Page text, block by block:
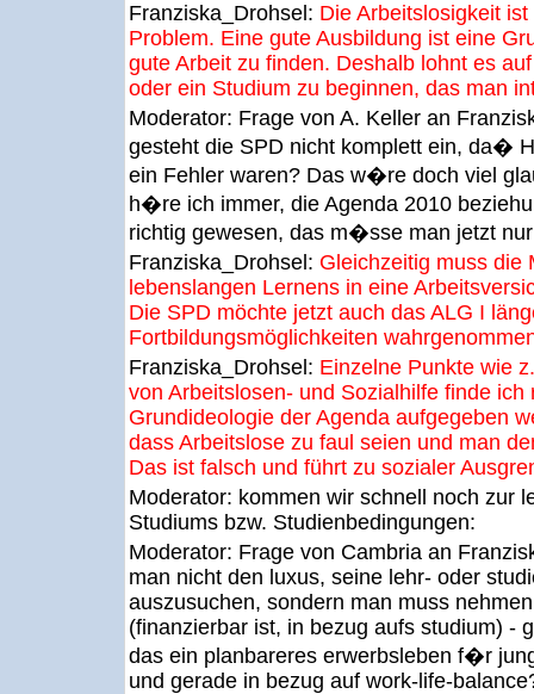
Franziska_Drohsel: Die Arbeitslosigkeit
Problem. Eine gute Ausbildung ist eine
gute Arbeit zu finden. Deshalb lohnt es
oder ein Studium zu beginnen, das man
Moderator: Frage von A. Keller an
gesteht die SPD nicht komplett ein, da�
ein Fehler waren? Das w�re doch viel
h�re ich immer, die Agenda 2010
richtig gewesen, das m�sse man jetzt
Franziska_Drohsel: Gleichzeitig muss die
lebenslangen Lernens in eine
Die SPD möchte jetzt auch das ALG I
Fortbildungsmöglichkeiten
Franziska_Drohsel: Einzelne Punkte wie
von Arbeitslosen- und Sozialhilfe finde
Grundideologie der Agenda aufgegeben
dass Arbeitslose zu faul seien und man
Das ist falsch und führt zu sozialer
Moderator: kommen wir schnell noch zur
Studiums bzw. Studienbedingungen:
Moderator: Frage von Cambria an
man nicht den luxus, seine lehr- oder
auszusuchen, sondern man muss
(finanzierbar ist, in bezug aufs studium) -
das ein planbareres erwerbsleben f�r
und gerade in bezug auf work-life-